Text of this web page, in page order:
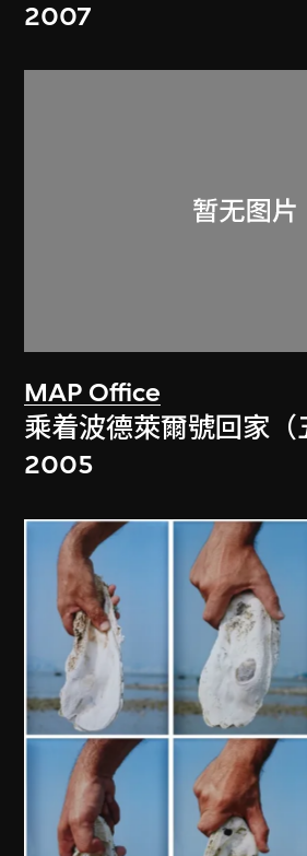
2007
MAP Office
乘着波德萊爾號回家（
2005